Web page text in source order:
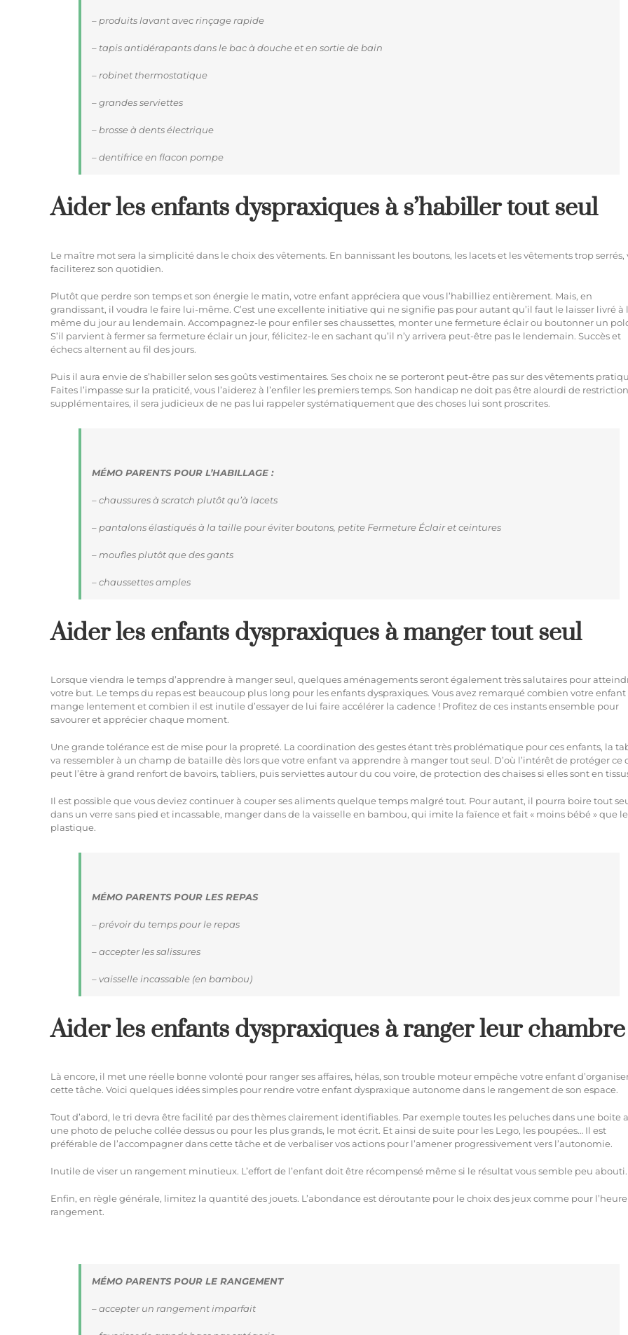
– produits lavant avec rinçage rapide
– tapis antidérapants dans le bac à douche et en sortie de bain
– robinet thermostatique
– grandes serviettes
– brosse à dents électrique
– dentifrice en flacon pompe
Aider les enfants dyspraxiques à s’habiller tout seul
Le maître mot sera la simplicité dans le choix des vêtements. En bannissant les boutons, les lacets et les vêtements trop serrés,
faciliterez son quotidien.
Plutôt que perdre son temps et son énergie le matin, votre enfant appréciera que vous l’habilliez entièrement. Mais, en
grandissant, il voudra le faire lui-même. C’est une excellente initiative qui ne signifie pas pour autant qu’il faut le laisser livré à
même du jour au lendemain. Accompagnez-le pour enfiler ses chaussettes, monter une fermeture éclair ou boutonner un
S’il parvient à fermer sa fermeture éclair un jour, félicitez-le en sachant qu’il n’y arrivera peut-être pas le lendemain. Succès et
échecs alternent au fil des jours.
Puis il aura envie de s’habiller selon ses goûts vestimentaires. Ses choix ne se porteront peut-être pas sur des vêtements
Faites l’impasse sur la praticité, vous l’aiderez à l’enfiler les premiers temps. Son handicap ne doit pas être alourdi de
supplémentaires, il sera judicieux de ne pas lui rappeler systématiquement que des choses lui sont proscrites.
MÉMO PARENTS POUR L’HABILLAGE :
– chaussures à scratch plutôt qu’à lacets
– pantalons élastiqués à la taille pour éviter boutons, petite Fermeture Éclair et ceintures
– moufles plutôt que des gants
– chaussettes amples
Aider les enfants dyspraxiques à manger tout seul
Lorsque viendra le temps d’apprendre à manger seul, quelques aménagements seront également très salutaires pour
votre but. Le temps du repas est beaucoup plus long pour les enfants dyspraxiques. Vous avez remarqué combien votre enfant
mange lentement et combien il est inutile d’essayer de lui faire accélérer la cadence ! Profitez de ces instants ensemble pour
savourer et apprécier chaque moment.
Une grande tolérance est de mise pour la propreté. La coordination des gestes étant très problématique pour ces enfants, la
va ressembler à un champ de bataille dès lors que votre enfant va apprendre à manger tout seul. D’où l’intérêt de protéger ce
peut l’être à grand renfort de bavoirs, tabliers, puis serviettes autour du cou voire, de protection des chaises si elles sont en
Il est possible que vous deviez continuer à couper ses aliments quelque temps malgré tout. Pour autant, il pourra boire tout
dans un verre sans pied et incassable, manger dans de la vaisselle en bambou, qui imite la faïence et fait « moins bébé » que le
plastique.
MÉMO PARENTS POUR LES REPAS
– prévoir du temps pour le repas
– accepter les salissures
– vaisselle incassable (en bambou)
Aider les enfants dyspraxiques à ranger leur chambre
Là encore, il met une réelle bonne volonté pour ranger ses affaires, hélas, son trouble moteur empêche votre enfant
cette tâche. Voici quelques idées simples pour rendre votre enfant dyspraxique autonome dans le rangement de son espace.
Tout d’abord, le tri devra être facilité par des thèmes clairement identifiables. Par exemple toutes les peluches dans une boite
une photo de peluche collée dessus ou pour les plus grands, le mot écrit. Et ainsi de suite pour les Lego, les poupées… Il est
préférable de l’accompagner dans cette tâche et de verbaliser vos actions pour l’amener progressivement vers l’autonomie.
Inutile de viser un rangement minutieux. L’effort de l’enfant doit être récompensé même si le résultat vous semble peu abouti.
Enfin, en règle générale, limitez la quantité des jouets. L’abondance est déroutante pour le choix des jeux comme pour
rangement.
MÉMO PARENTS POUR LE RANGEMENT
– accepter un rangement imparfait